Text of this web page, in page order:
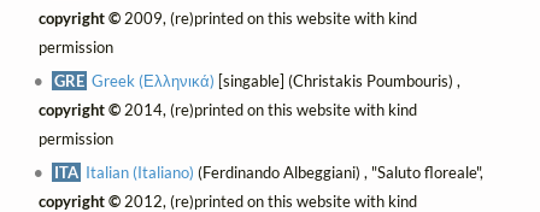
copyright ©2009, (re)printed on this website with kind
permission
GRE Greek (Ελληνικά) [singable] (Christakis Poumbouris) ,
copyright ©2014, (re)printed on this website with kind
permission
ITA Italian (Italiano) (Ferdinando Albeggiani) , "Saluto floreale",
copyright ©2012, (re)printed on this website with kind